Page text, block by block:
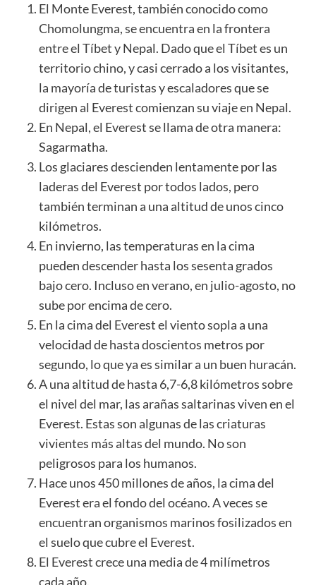
El Monte Everest, también conocido como
Chomolungma, se encuentra en la frontera
entre el Tíbet y Nepal. Dado que el Tíbet es un
territorio chino, y casi cerrado a los visitantes,
la mayoría de turistas y escaladores que se
dirigen al Everest comienzan su viaje en Nepal.
En Nepal, el Everest se llama de otra manera:
Sagarmatha.
Los glaciares descienden lentamente por las
laderas del Everest por todos lados, pero
también terminan a una altitud de unos cinco
kilómetros.
En invierno, las temperaturas en la cima
pueden descender hasta los sesenta grados
bajo cero. Incluso en verano, en julio-agosto, no
sube por encima de cero.
En la cima del Everest el viento sopla a una
velocidad de hasta doscientos metros por
segundo, lo que ya es similar a un buen huracán.
A una altitud de hasta 6,7-6,8 kilómetros sobre
el nivel del mar, las arañas saltarinas viven en el
Everest. Estas son algunas de las criaturas
vivientes más altas del mundo. No son
peligrosos para los humanos.
Hace unos 450 millones de años, la cima del
Everest era el fondo del océano. A veces se
encuentran organismos marinos fosilizados en
el suelo que cubre el Everest.
El Everest crece una media de 4 milímetros
cada año.